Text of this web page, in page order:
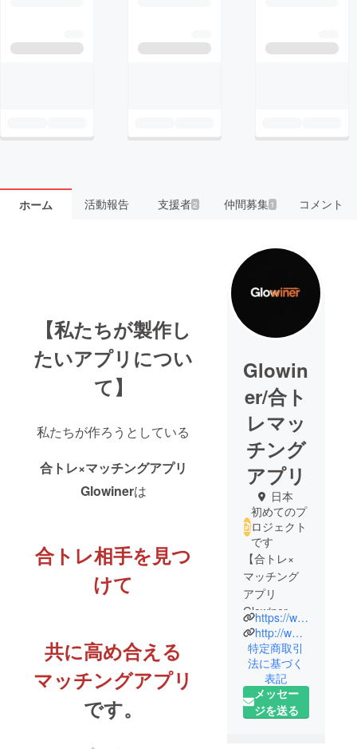
ホーム 活動報告 支援者 2 仲間募集 1 コメント
【私たちが製作し
たいアプリについ
て】
私たちが作ろうとしている
合トレ×マッチングアプリ
Glowinerは
合トレ相手を見つ
けて
共に高め合える
マッチングアプリ
です。
Glowin
er/合ト
レマッ
チング
アプリ
日本
初めてのプ
ロジェクト
です
【合トレ×
マッチング
アプリ
Glowiner】
スポーツブ
ランド勤務
でトレーニ
ングの楽し
さを知った2
人が作る合
https://www.instagram.com/glowiner_training?igsh=MXgyYXlyampydTlm&utm_source=qr
http://www.tiktok.com/@glowiner.jp
特定商取引
法に基づく
表記
メッセー
ジを送る